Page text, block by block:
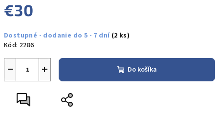
€30
cena:
Dostupné - dodanie do 5 - 7 dní (2 ks)
Kód: 2286
+
− Do košíka